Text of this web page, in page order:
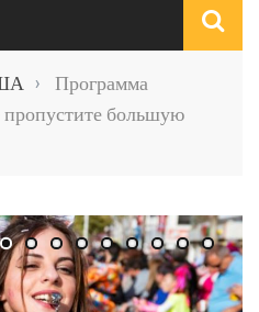
›
Программа
большую